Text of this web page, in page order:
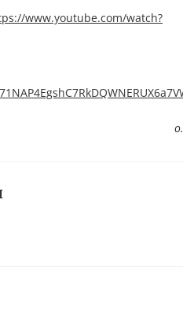
www.youtube.com/watch?